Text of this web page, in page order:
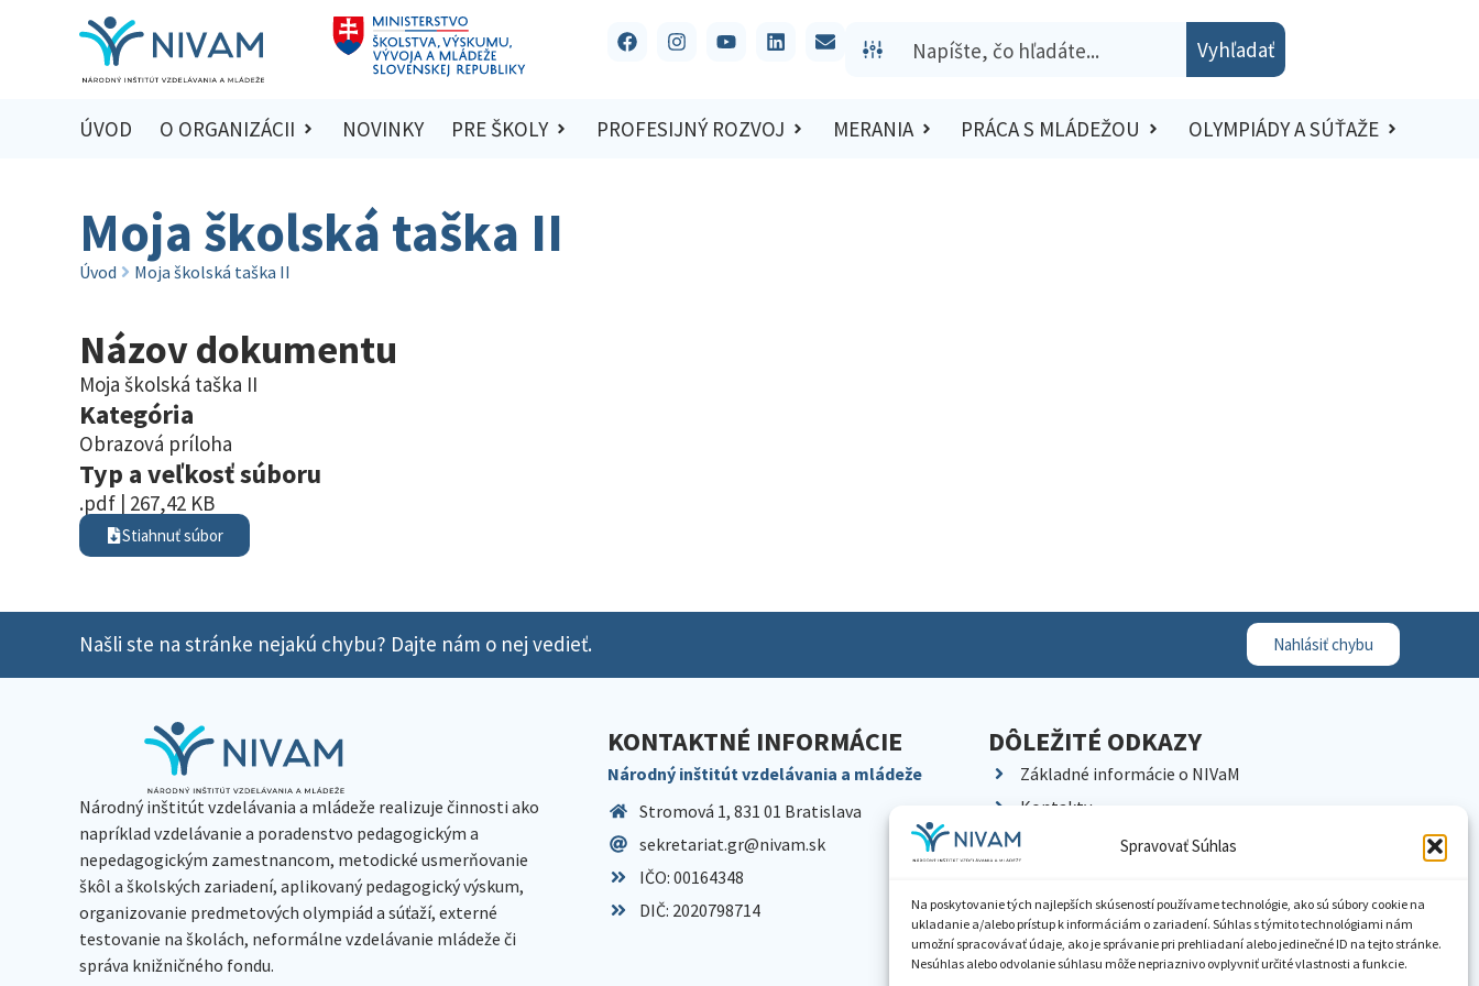
Spravovať Súhlas
Na poskytovanie tých najlepších skúseností používame technológie, ako sú súbory cookie na
ukladanie a/alebo prístup k informáciám o zariadení. Súhlas s týmito technológiami nám
umožní spracovávať údaje, ako je správanie pri prehliadaní alebo jedinečné ID na tejto stránke.
Nesúhlas alebo odvolanie súhlasu môže nepriaznivo ovplyvniť určité vlastnosti a funkcie.
Vyhľadať
ÚVOD O ORGANIZÁCII NOVINKY PRE ŠKOLY PROFESIJNÝ ROZVOJ MERANIA PRÁCA S MLÁDEŽOU OLYMPIÁDY A SÚŤAŽE
Moja školská taška II
Úvod Moja školská taška II
Názov dokumentu
Moja školská taška II
Kategória
Obrazová príloha
Typ a veľkosť súboru
.pdf | 267,42 KB
Stiahnuť súbor
Našli ste na stránke nejakú chybu? Dajte nám o nej vedieť. Nahlásiť chybu
Národný inštitút vzdelávania a mládeže realizuje činnosti ako
napríklad vzdelávanie a poradenstvo pedagogickým a
nepedagogickým zamestnancom, metodické usmerňovanie
škôl a školských zariadení, aplikovaný pedagogický výskum,
organizovanie predmetových olympiád a súťaží, externé
testovanie na školách, neformálne vzdelávanie mládeže či
správa knižničného fondu.
KONTAKTNÉ INFORMÁCIE
Národný inštitút vzdelávania a mládeže
Stromová 1, 831 01 Bratislava
sekretariat.gr@nivam.sk
IČO: 00164348
DIČ: 2020798714
DÔLEŽITÉ ODKAZY
Základné informácie o NIVaM
Kontakty
Kariéra
Pracoviská NIVaM
Dokumenty inštitúcie
Knižnica